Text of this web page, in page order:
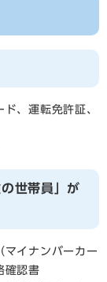
、運転免許証、
世帯員」が
マイナンバーカー
確認書